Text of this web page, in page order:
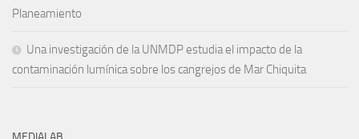
Planeamiento
Una investigación de la UNMDP estudia el impacto de la
contaminación lumínica sobre los cangrejos de Mar Chiquita